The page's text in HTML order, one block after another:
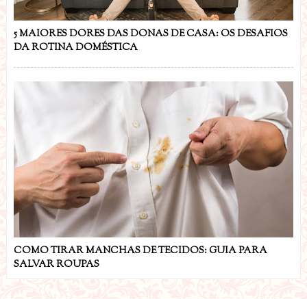
5 MAIORES DORES DAS DONAS DE CASA: OS DESAFIOS
DA ROTINA DOMÉSTICA
COMO TIRAR MANCHAS DE TECIDOS: GUIA PARA
SALVAR ROUPAS